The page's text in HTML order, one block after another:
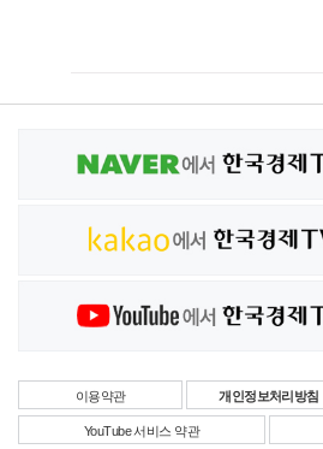
이용약관 개인정보처리방침
YouTube 서비스 약관